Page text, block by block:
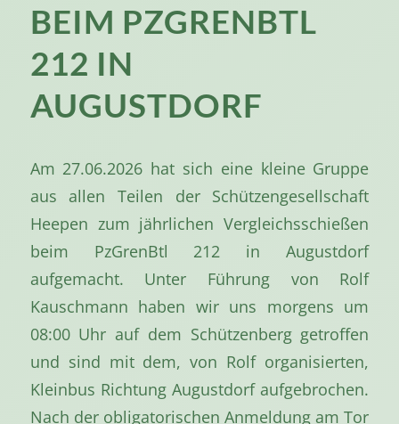
EIM PZGRENBTL 2
12 IN A
UGUSTDORF
Am 27.06.2026 hat sich eine kleine Gruppe
aus allen Teilen der Schützengesellschaft
Heepen zum jährlichen Vergleichsschießen
beim PzGrenBtl 212 in Augustdorf
aufgemacht. Unter Führung von Rolf
Kauschmann haben wir uns morgens um
08:00 Uhr auf dem Schützenberg getroffen
und sind mit dem, von Rolf organisierten,
Kleinbus Richtung Augustdorf aufgebrochen.
Nach der obligatorischen Anmeldung am Tor